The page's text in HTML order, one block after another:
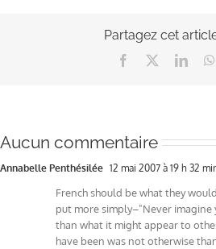
Partagez cet
Facebook
Aucun commentaire
Annabelle Penthésilée 12 mai 2007 à 19 h 32
French should be what they
put more simply–"Never
than what it might appear to
have been was not otherwise